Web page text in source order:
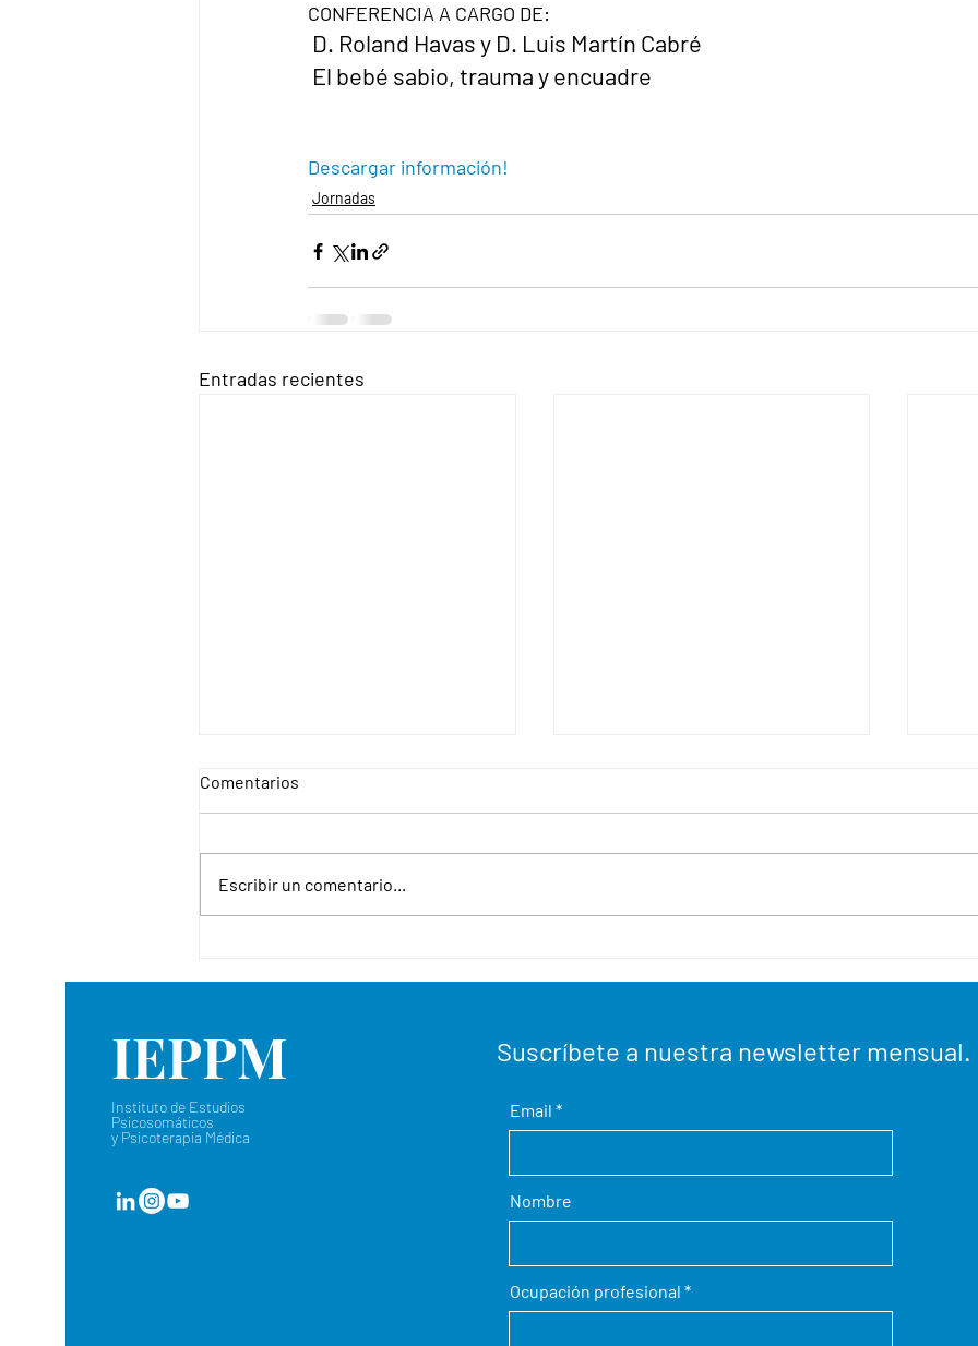
CONFERENCIA A CARGO DE:
D. Roland Havas y D. Luis Martín Cabré
El bebé sabio, trauma y encuadre
Descargar información!
Jornadas
Entradas recientes
Comentarios
Escribir un comentario...
IEPPM
Instituto de Estudios
Psicosomáticos
y Psicoterapia Médica
Suscríbete a nuestra newsletter mensual.
Email
Nombre
Ocupación profesional